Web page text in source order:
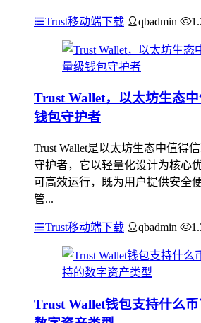
Trust移动端下载 qbadmin
Trust Wallet，以太坊生态
钱包守护者
Trust Wallet是以太坊生态中值得
守护者，它以轻量化设计为核心
可高效运行，既为用户提供安全
管...
Trust移动端下载 qbadmin
Trust Wallet钱包支持什么